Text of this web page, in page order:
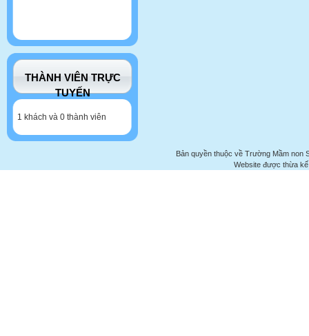
THÀNH VIÊN TRỰC
TUYẾN
1 khách và 0 thành viên
Bản quyền thuộc về Trường Mầm non
Website được thừa